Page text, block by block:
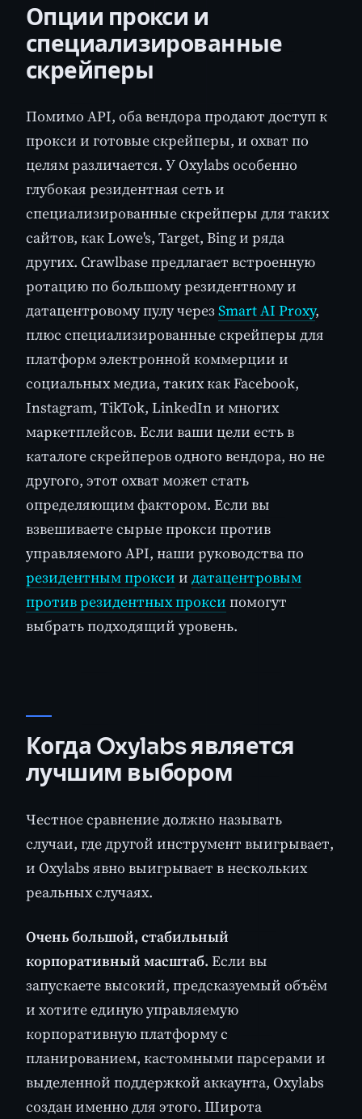
Опции прокси и
специализированные
скрейперы
Помимо API, оба вендора продают доступ к
прокси и готовые скрейперы, и охват по
целям различается. У Oxylabs особенно
глубокая резидентная сеть и
специализированные скрейперы для таких
сайтов, как Lowe's, Target, Bing и ряда
других. Crawlbase предлагает встроенную
ротацию по большому резидентному и
датацентровому пулу черезSmart AI Proxy,
плюс специализированные скрейперы для
платформ электронной коммерции и
социальных медиа, таких как Facebook,
Instagram, TikTok, LinkedIn и многих
маркетплейсов. Если ваши цели есть в
каталоге скрейперов одного вендора, но не
другого, этот охват может стать
определяющим фактором. Если вы
взвешиваете сырые прокси против
управляемого API, наши руководства по
резидентным прокси и датацентровым
против резидентных прокси помогут
выбрать подходящий уровень.
Когда Oxylabs является
лучшим выбором
Честное сравнение должно называть
случаи, где другой инструмент выигрывает,
и Oxylabs явно выигрывает в нескольких
реальных случаях.
Очень большой, стабильный
корпоративный масштаб. Если вы
запускаете высокий, предсказуемый объём
и хотите единую управляемую
корпоративную платформу с
планированием, кастомными парсерами и
выделенной поддержкой аккаунта, Oxylabs
создан именно для этого. Широта